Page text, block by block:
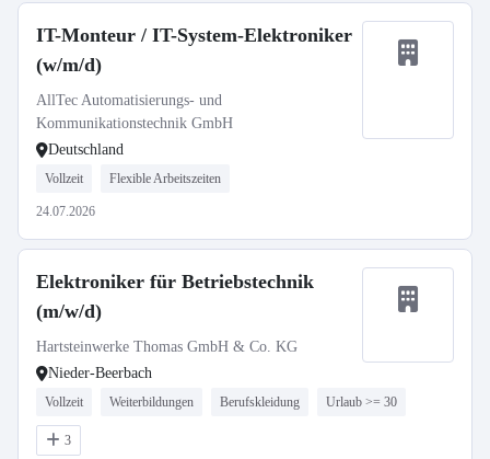
IT-Monteur / IT-System-Elektroniker
(w/m/d)
AllTec Automatisierungs- und
Kommunikationstechnik GmbH
Deutschland
Vollzeit Flexible Arbeitszeiten
24.07.2026
Elektroniker für Betriebstechnik
(m/w/d)
Hartsteinwerke Thomas GmbH & Co. KG
Nieder-Beerbach
Vollzeit Weiterbildungen Berufskleidung Urlaub >= 30
3